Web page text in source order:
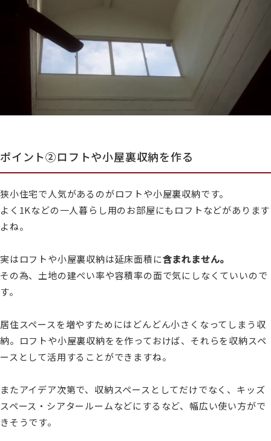
ポイント②ロフトや小屋裏収納を作る
狭小住宅で人気があるのがロフトや小屋裏収納です。
よく1Kなどの一人暮らし用のお部屋にもロフトなどがあります
よね。
実はロフトや小屋裏収納は延床面積に含まれません。
その為、土地の建ぺい率や容積率の面で気にしなくていいので
す。
居住スペースを増やすためにはどんどん小さくなってしまう収
納。ロフトや小屋裏収納をを作っておけば、それらを収納スペ
ースとして活用することができますね。
またアイデア次第で、収納スペースとしてだけでなく、キッズ
スペース・シアタールームなどにするなど、幅広い使い方がで
きそうです。